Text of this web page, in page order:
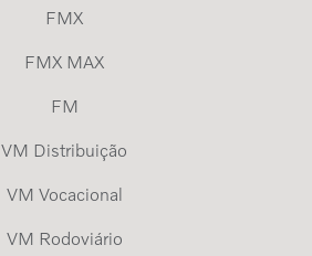
FMX
FMX MAX
FM
VM Distribuição
VM Vocacional
VM Rodoviário